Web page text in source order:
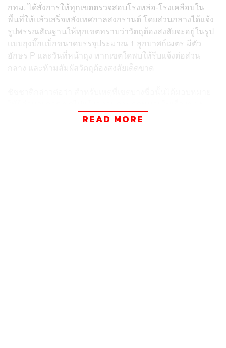
กทม. ได้สั่งการให้ทุกเขตตรวจสอบโรงหล่อ-โรงเคลือบใน
พื้นที่ให้แล้วเสร็จหลังเทศกาลสงกรานต์ โดยส่วนกลางได้แจ้ง
รูปพรรณสัณฐานให้ทุกเขตทราบว่าวัตถุต้องสงสัยจะอยู่ในรูป
แบบถุงบิ๊กแบ็กขนาดบรรจุประมาณ 1 ลูกบาศก์เมตร มีตัว
อักษร P และวันที่หน้าถุง หากเขตใดพบให้รีบแจ้งต่อส่วน
กลาง และห้ามสัมผัสวัตถุต้องสงสัยเด็ดขาด
การเก็บสารอันตรายโดยไม่ได้รับอนุญาตแล้ว พร้อมจัดส่งเจ้า
หน้าที่ไปปิดประกาศห้ามเข้าพื้นที่ทั้งด้านหน้าและโดยรอบ
READ MORE